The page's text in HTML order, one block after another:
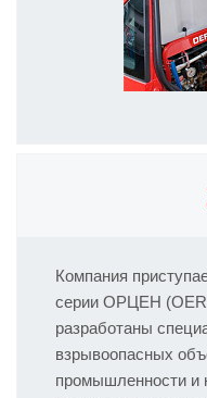
Компания
серии ОРЦЕН
разработаны
взрывоопасных
промышленности и